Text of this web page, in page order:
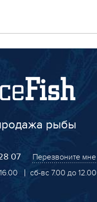
рыбы
07
Перезвоните мне
сб-вс 7.00 до 12.00